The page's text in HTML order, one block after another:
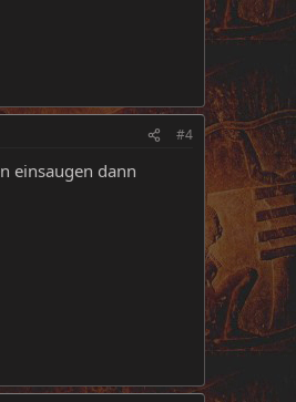
#4
einsaugen dann